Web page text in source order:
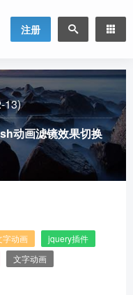
注册
13)
动画滤镜效果切换
字动画
jquery插件
文字动画